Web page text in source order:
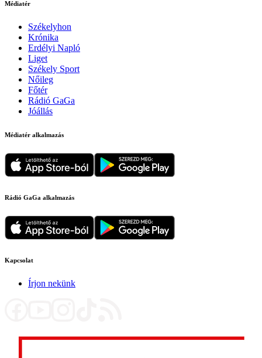
Médiatér
Székelyhon
Krónika
Erdélyi Napló
Liget
Székely Sport
Nőileg
Főtér
Rádió GaGa
Jóállás
Médiatér alkalmazás
Rádió GaGa alkalmazás
Kapcsolat
Írjon nekünk